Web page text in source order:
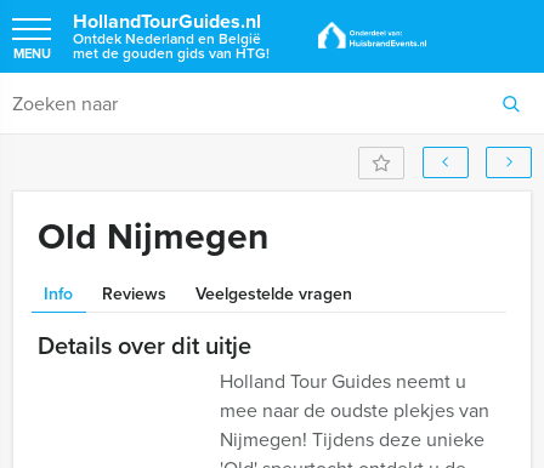
HollandTourGuides.nl
Ontdek Nederland en België
met de gouden gids van HTG!
MENU
Old Nijmegen
Info Reviews Veelgestelde vragen
Details over dit uitje
Holland Tour Guides neemt u
mee naar de oudste plekjes van
Nijmegen! Tijdens deze unieke